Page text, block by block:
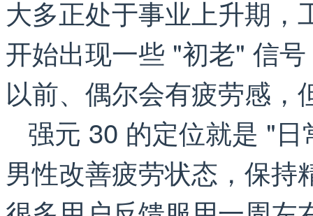
大多正处于事业上升期，
开始出现一些 "初老" 信
以前、偶尔会有疲劳感，
强元 30 的定位就是 "
男性改善疲劳状态，保